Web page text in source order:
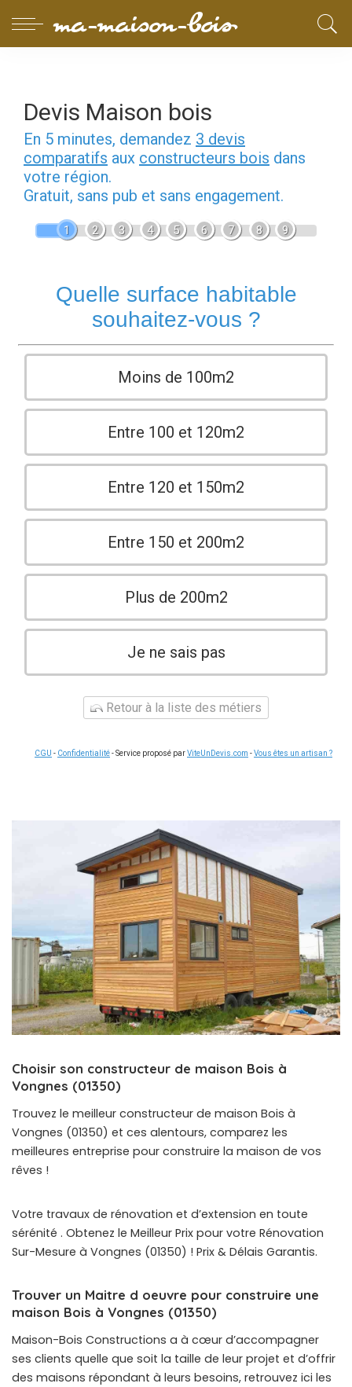
Devis Maison bois
En 5 minutes, demandez 3 devis
comparatifs aux constructeurs bois dans
votre région.
Gratuit, sans pub et sans engagement.
1 2 3 4 5 6 7 8 9
Quelle surface habitable
souhaitez-vous ?
Moins de 100m2
Entre 100 et 120m2
Entre 120 et 150m2
Entre 150 et 200m2
Plus de 200m2
Je ne sais pas
Retour à la liste des métiers
CGU - Confidentialité- Service proposé parViteUnDevis.com -Vous êtes un artisan ?
Choisir son constructeur de maison Bois à
Vongnes (01350)
Trouvez le meilleur constructeur de maison Bois à
Vongnes (01350) et ces alentours, comparez les
meilleures entreprise pour construire la maison de vos
rêves !
Votre travaux de rénovation et d’extension en toute
sérénité . Obtenez le Meilleur Prix pour votre Rénovation
Sur-Mesure à Vongnes (01350) ! Prix & Délais Garantis.
Trouver un Maitre d oeuvre pour construire une
maison Bois à Vongnes (01350)
Maison-Bois Constructions a à cœur d’accompagner
ses clients quelle que soit la taille de leur projet et d’offrir
des maisons répondant à leurs besoins, retrouvez ici les